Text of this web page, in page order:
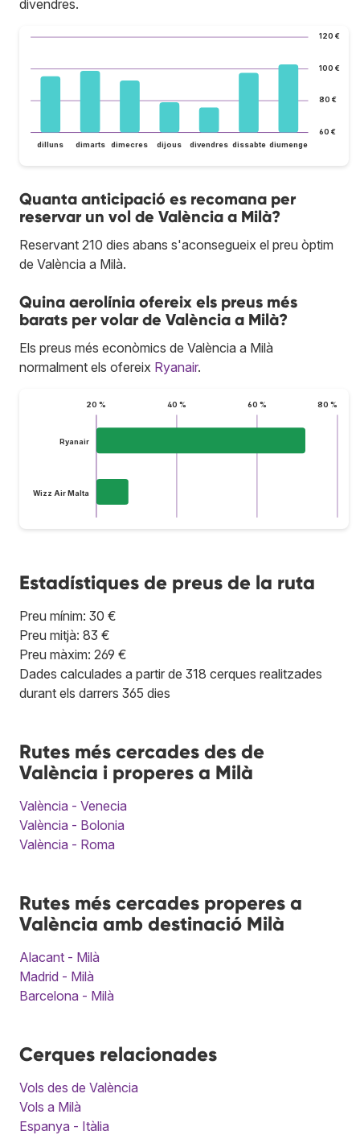
divendres.
60 €
80 €
100 €
120 €
dilluns dimarts dimecres dijous divendres dissabte diumenge
Quanta anticipació es recomana per
reservar un vol de València a Milà?
Reservant 210 dies abans s'aconsegueix el preu òptim
de València a Milà.
Quina aerolínia ofereix els preus més
barats per volar de València a Milà?
Els preus més econòmics de València a Milà
normalment els ofereix Ryanair.
20 % 40 % 60 % 80 %
Ryanair
Wizz Air Malta
Estadístiques de preus de la ruta
Preu mínim: 30 €
Preu mitjà: 83 €
Preu màxim: 269 €
Dades calculades a partir de 318 cerques realitzades
durant els darrers 365 dies
Rutes més cercades des de
València i properes a Milà
València - Venecia
València - Bolonia
València - Roma
Rutes més cercades properes a
València amb destinació Milà
Alacant - Milà
Madrid - Milà
Barcelona - Milà
Cerques relacionades
Vols des de València
Vols a Milà
Espanya - Itàlia